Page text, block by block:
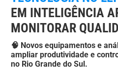
EM INTELIGÊNCIA
MONITORAR
🧠 Novos equipamentos e
ampliar produtividade e
no Rio Grande do Sul.